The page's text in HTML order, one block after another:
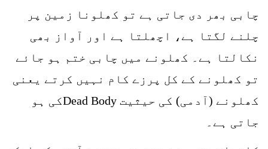
چابی بھر دی جاتی ہے تو کھلونا زمین پر
چلنے لگتا ہے، اچھلتا ہے اور آواز بھی
نکالتا ہے۔ کھلونے میں چابی ختم ہو جائے
تو کھلونے کے کل پرزے کام نہیں کرتے یعنی
کھلونے (آدمی) کی حیثیت Dead Bodyکی ہو
جاتی ہے۔